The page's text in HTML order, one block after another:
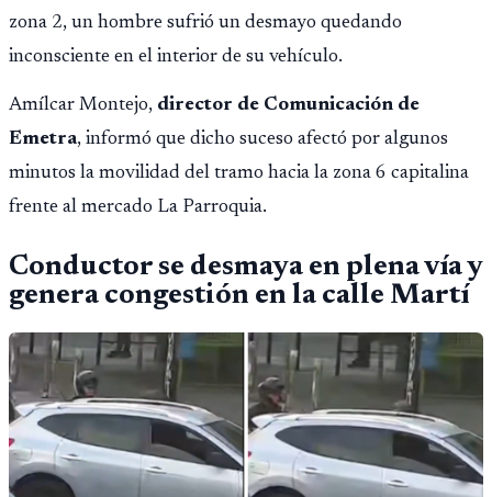
zona 2, un hombre sufrió un desmayo quedando
inconsciente en el interior de su vehículo.
Amílcar Montejo, director de Comunicación de
Emetra, informó que dicho suceso afectó por algunos
minutos la movilidad del tramo hacia la zona 6 capitalina
frente al mercado La Parroquia.
Conductor se desmaya en plena vía y
genera congestión en la calle Martí